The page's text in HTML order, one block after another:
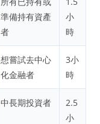
準備持有資產
者
小
時
想嘗試去中心
化金融者
3小
時
中長期投資者
2.5
小